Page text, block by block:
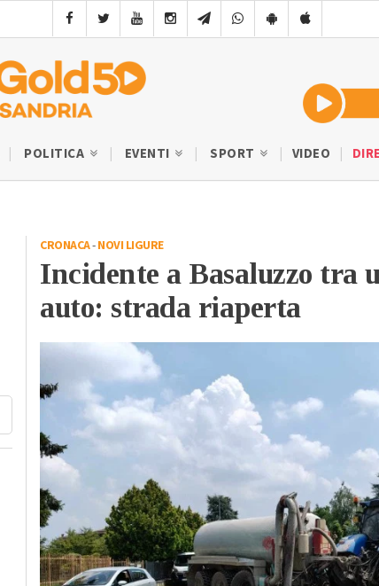
POLITICA EVENTI SPORT VIDEO
CRONACA-NOVI LIGURE
Incidente a Basaluzzo tra
auto: strada riaperta